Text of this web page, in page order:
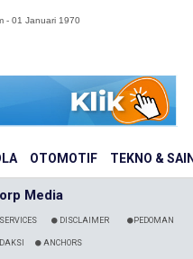
OTOMOTIF TEKNO &
- 01 Januari 1970
Media
DISCLAIMER PEDOMAN
ANCHORS